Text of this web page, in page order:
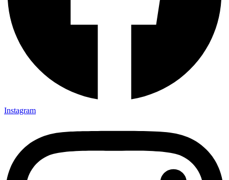
Instagram